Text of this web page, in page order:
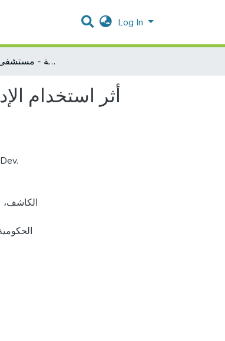
Log In
أثر استخدام الإدارة الإلكترونية في تطوير العمل في المؤسسات الصحية الحكومية من وجهة نظر العاملين، دراسة حالة - مستشفى رفيديا الجراحي
أثر استخدام